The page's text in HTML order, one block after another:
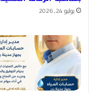
يوليو 24, 2026